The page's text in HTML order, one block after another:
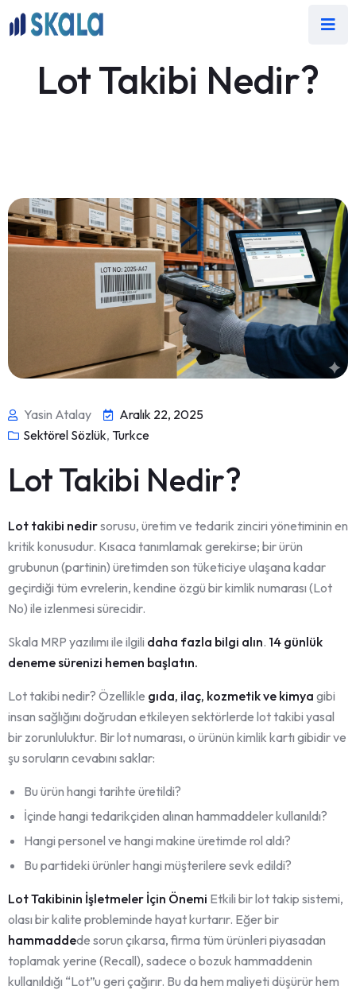
Lot Takibi Nedir?
Yasin Atalay
Aralık 22, 2025
Sektörel Sözlük, Turkce
Lot Takibi Nedir?
Lot takibi nedirsorusu, üretim ve tedarik zinciri yönetiminin en
kritik konusudur. Kısaca tanımlamak gerekirse; bir ürün
grubunun (partinin) üretimden son tüketiciye ulaşana kadar
geçirdiği tüm evrelerin, kendine özgü bir kimlik numarası (Lot
No) ile izlenmesi sürecidir.
Skala MRP yazılımı ile ilgili daha fazla bilgi alın. 14 günlük
deneme sürenizi hemen başlatın.
Lot takibi nedir? Özellikle gıda, ilaç, kozmetik ve kimya gibi
insan sağlığını doğrudan etkileyen sektörlerde lot takibi yasal
bir zorunluluktur. Bir lot numarası, o ürünün kimlik kartı gibidir ve
şu soruların cevabını saklar:
Bu ürün hangi tarihte üretildi?
İçinde hangi tedarikçiden alınan hammaddeler kullanıldı?
Hangi personel ve hangi makine üretimde rol aldı?
Bu partideki ürünler hangi müşterilere sevk edildi?
Lot Takibinin İşletmeler İçin Önemi Etkili bir lot takip sistemi,
olası bir kalite probleminde hayat kurtarır. Eğer bir
hammaddede sorun çıkarsa, firma tüm ürünleri piyasadan
toplamak yerine (Recall), sadece o bozuk hammaddenin
kullanıldığı “Lot”u geri çağırır. Bu da hem maliyeti düşürür hem